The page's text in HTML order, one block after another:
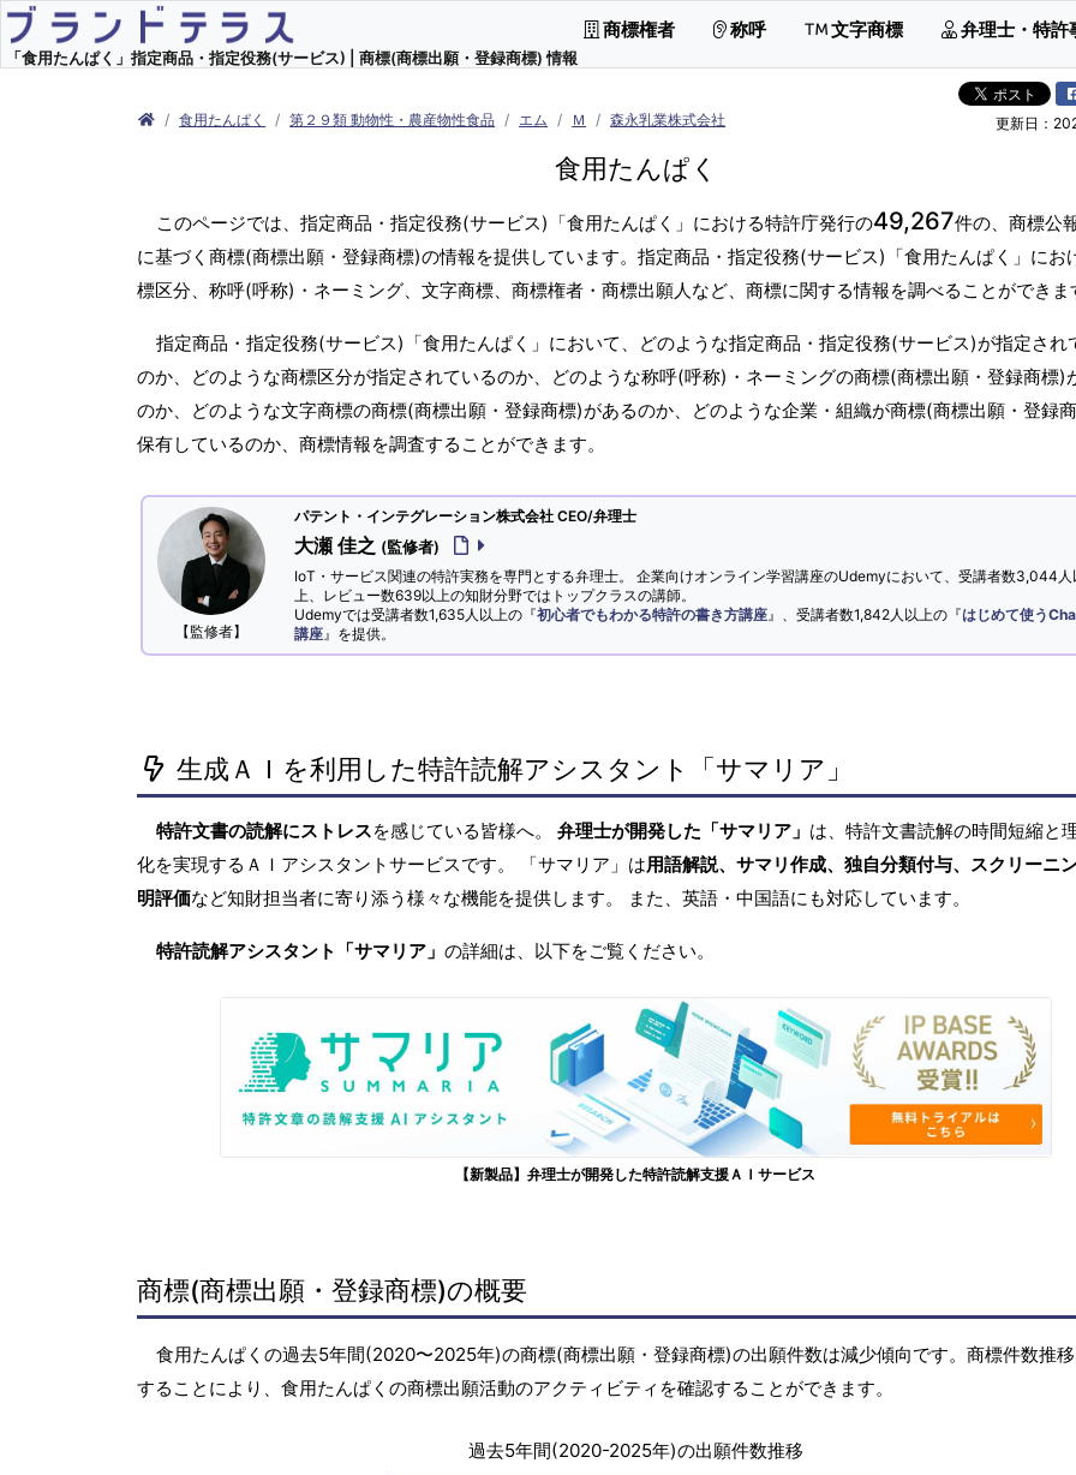
「食用たんぱく」指定商品・指定役務(サービス) | 商標(商標出願・登録商標) 情報
商標権者 称呼 文字商標 弁理士・特許
食用たんぱく 第２９類 動物性・農産物性食品 エム Ｍ 森永乳業株式会社 更新日：
食用たんぱく
このページでは、指定商品・指定役務(サービス)「食用たんぱく」における特許庁発行の49,267件の、商標公
に基づく商標(商標出願・登録商標)の情報を提供しています。指定商品・指定役務(サービス)「食用たんぱく」にお
標区分、称呼(呼称)・ネーミング、文字商標、商標権者・商標出願人など、商標に関する情報を調べることができま
指定商品・指定役務(サービス)「食用たんぱく」において、どのような指定商品・指定役務(サービス)が指定され
のか、どのような商標区分が指定されているのか、どのような称呼(呼称)・ネーミングの商標(商標出願・登録商標)
のか、どのような文字商標の商標(商標出願・登録商標)があるのか、どのような企業・組織が商標(商標出願・登録
保有しているのか、商標情報を調査することができます。
【監修者】
パテント・インテグレーション株式会社 CEO/弁理士
大瀬 佳之 (監修者)
IoT・サービス関連の特許実務を専門とする弁理士。 企業向けオンライン学習講座のUdemyにおいて、受講者数3,044人
上、レビュー数639以上の知財分野ではトップクラスの講師。
Udemyでは受講者数1,635人以上の『初心者でもわかる特許の書き方講座 』、受講者数1,842人以上の『はじめて使う
講座 』を提供。
生成ＡＩを利用した特許読解アシスタント「サマリア」
特許文書の読解にストレスを感じている皆様へ。 弁理士が開発した「サマリア」 は、特許文書読解の時間短縮と
化を実現するＡＩアシスタントサービスです。 「サマリア」は用語解説、サマリ作成、独自分類付与、スクリーニ
明評価など知財担当者に寄り添う様々な機能を提供します。 また、英語・中国語にも対応しています。
特許読解アシスタント「サマリア」 の詳細は、以下をご覧ください。
【新製品】弁理士が開発した特許読解支援ＡＩサービス
商標(商標出願・登録商標)の概要
食用たんぱくの過去5年間(2020〜2025年)の商標(商標出願・登録商標)の出願件数は減少傾向です。商標件数推
することにより、食用たんぱくの商標出願活動のアクティビティを確認することができます。
過去5年間(2020-2025年)の出願件数推移